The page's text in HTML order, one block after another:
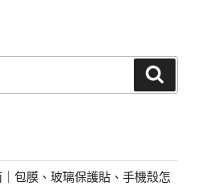
包膜、玻璃保護貼、手機殼怎